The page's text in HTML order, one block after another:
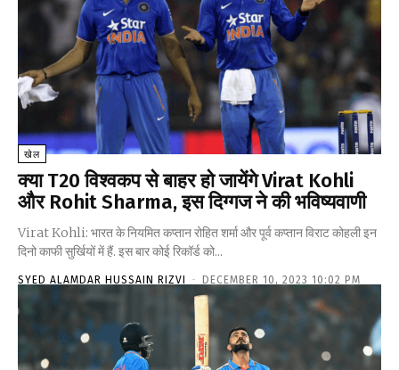
खेल
क्या T20 विश्वकप से बाहर हो जायेंगे Virat Kohli
और Rohit Sharma, इस दिग्गज ने की भविष्यवाणी
Virat Kohli: भारत के नियमित कप्तान रोहित शर्मा और पूर्व कप्तान विराट कोहली इन
दिनो काफी सुर्खियों में हैं. इस बार कोई रिकॉर्ड को...
SYED ALAMDAR HUSSAIN RIZVI - DECEMBER 10, 2023 10:02 PM